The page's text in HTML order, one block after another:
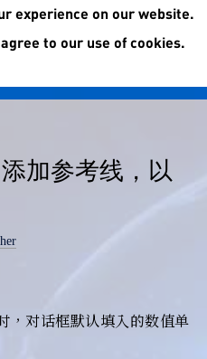
experience on our website.
to our use of cookies.
Website
加参考线，以
，对话框默认填入的数值单